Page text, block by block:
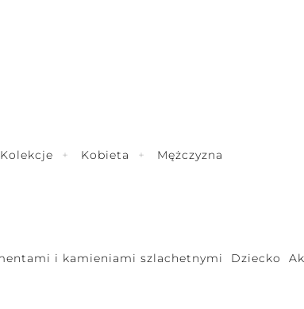
Kolekcje Kobieta Mężczyzna
i kamieniami szlachetnymi Dziecko